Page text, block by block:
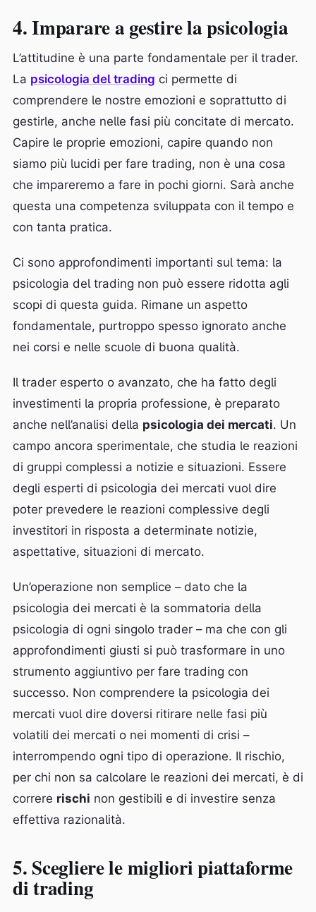
4. Imparare a gestire la psicologia
L’attitudine è una parte fondamentale per il trader.
La psicologia del trading ci permette di
comprendere le nostre emozioni e soprattutto di
gestirle, anche nelle fasi più concitate di mercato.
Capire le proprie emozioni, capire quando non
siamo più lucidi per fare trading, non è una cosa
che impareremo a fare in pochi giorni. Sarà anche
questa una competenza sviluppata con il tempo e
con tanta pratica.
Ci sono approfondimenti importanti sul tema: la
psicologia del trading non può essere ridotta agli
scopi di questa guida. Rimane un aspetto
fondamentale, purtroppo spesso ignorato anche
nei corsi e nelle scuole di buona qualità.
Il trader esperto o avanzato, che ha fatto degli
investimenti la propria professione, è preparato
anche nell’analisi della psicologia dei mercati. Un
campo ancora sperimentale, che studia le reazioni
di gruppi complessi a notizie e situazioni. Essere
degli esperti di psicologia dei mercati vuol dire
poter prevedere le reazioni complessive degli
investitori in risposta a determinate notizie,
aspettative, situazioni di mercato.
Un’operazione non semplice – dato che la
psicologia dei mercati è la sommatoria della
psicologia di ogni singolo trader – ma che con gli
approfondimenti giusti si può trasformare in uno
strumento aggiuntivo per fare trading con
successo. Non comprendere la psicologia dei
mercati vuol dire doversi ritirare nelle fasi più
volatili dei mercati o nei momenti di crisi –
interrompendo ogni tipo di operazione. Il rischio,
per chi non sa calcolare le reazioni dei mercati, è di
correre rischi non gestibili e di investire senza
effettiva razionalità.
5. Scegliere le migliori piattaforme
di trading